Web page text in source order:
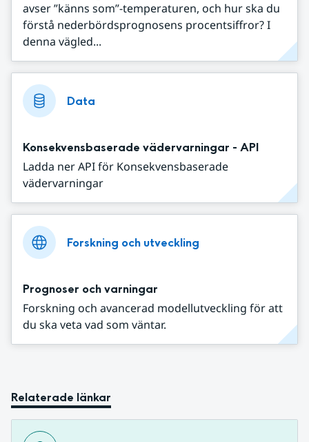
avser ”känns som”-temperaturen, och hur ska du
förstå nederbördsprognosens procentsiffror? I
denna vägled...
Data
Konsekvensbaserade vädervarningar - API
Ladda ner API för Konsekvensbaserade
vädervarningar
Forskning och utveckling
Prognoser och varningar
Forskning och avancerad modellutveckling för att
du ska veta vad som väntar.
Relaterade länkar